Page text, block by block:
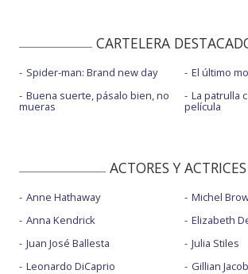
CARTELERA
Spider-man: Brand new day
Buena suerte, pásalo bien, no
mueras
El último
La patrulla
película
ACTORES Y ACTRICES
Anne Hathaway
Anna Kendrick
Juan José Ballesta
Leonardo DiCaprio
Michel
Elizabeth
Julia Stiles
Gillian